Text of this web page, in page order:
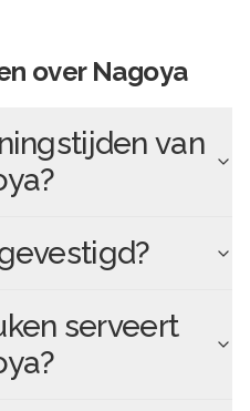
over Nagoya
van
?
serveert
?